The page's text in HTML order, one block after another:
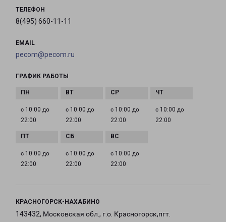
ТЕЛЕФОН
8(495) 660-11-11
EMAIL
pecom@pecom.ru
ГРАФИК РАБОТЫ
с 10:00 до
22:00
с 10:00 до
22:00
с 10:00 до
22:00
с 10:00 до
22:00
с 10:00 до
22:00
с 10:00 до
22:00
с 10:00 до
22:00
КРАСНОГОРСК-НАХАБИНО
143432, Московская обл., г.о. Красногорск,пгт.